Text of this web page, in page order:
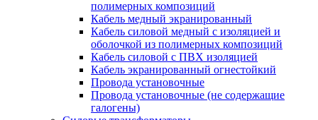
полимерных композиций
Кабель медный экранированный
Кабель силовой медный с изоляцией и
оболочкой из полимерных композиций
Кабель силовой с ПВХ изоляцией
Кабель экранированный огнестойкий
Провода установочные
Провода установочные (не содержащие
галогены)